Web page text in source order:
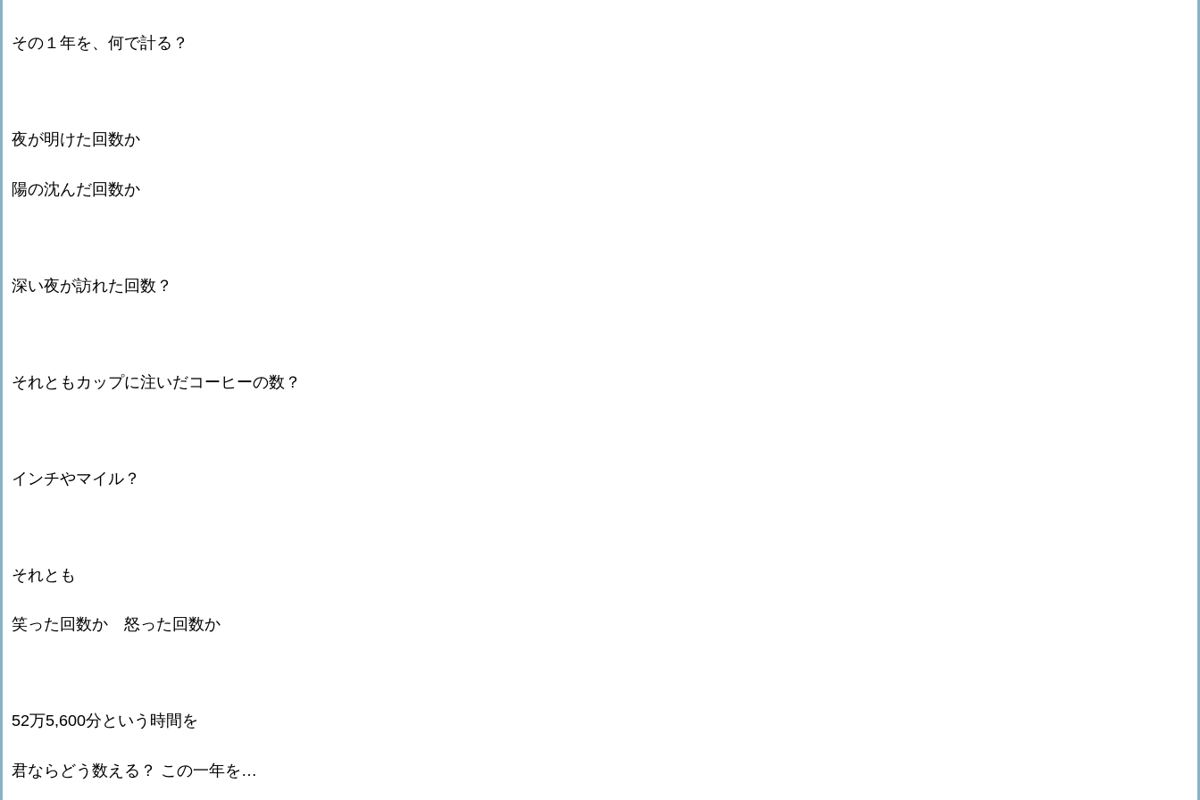
その１年を、何で計る？
夜が明けた回数か
陽の沈んだ回数か
深い夜が訪れた回数？
それともカップに注いだコーヒーの数？
インチやマイル？
それとも
笑った回数か 怒った回数か
52万5,600分という時間を
君ならどう数える？ この一年を…